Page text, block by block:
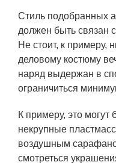
Стиль подобранных
должен быть связан
Не стоит, к примеру,
деловому костюму
наряд выдержан в
ограничиться
К примеру, это
некрупные
воздушным
смотреться